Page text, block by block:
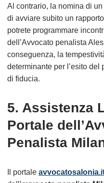
Al contrario, la nomina di
di avviare subito un
potrete programmare
dell’Avvocato penalista
conseguenza, la
determinante per l’esito
di fiducia.
5. Assistenza
Portale
Penalista
Il portale